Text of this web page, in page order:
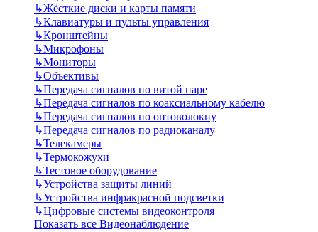
↳Жёсткие диски и карты памяти
↳Клавиатуры и пульты управления
↳Кронштейны
↳Микрофоны
↳Мониторы
↳Объективы
↳Передача сигналов по витой паре
↳Передача сигналов по коаксиальному кабелю
↳Передача сигналов по оптоволокну
↳Передача сигналов по радиоканалу
↳Телекамеры
↳Термокожухи
↳Тестовое оборудование
↳Устройства защиты линий
↳Устройства инфракрасной подсветки
↳Цифровые системы видеоконтроля
Показать все Видеонаблюдение